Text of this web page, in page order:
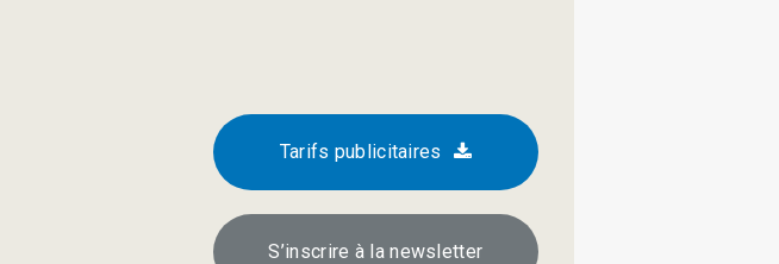
Tarifs publicitaires
S’inscrire à la newsletter